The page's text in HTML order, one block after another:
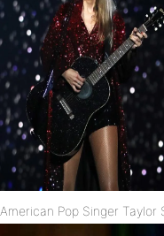
American Pop Singer Taylor